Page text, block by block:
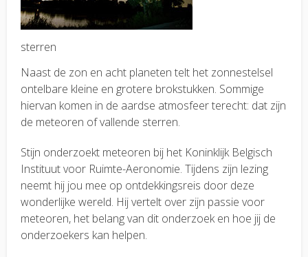
sterren
Naast de zon en acht planeten telt het zonnestelsel
ontelbare kleine en grotere brokstukken. Sommige
hiervan komen in de aardse atmosfeer terecht: dat zijn
de meteoren of vallende sterren.
Stijn onderzoekt meteoren bij het Koninklijk Belgisch
Instituut voor Ruimte-Aeronomie. Tijdens zijn lezing
neemt hij jou mee op ontdekkingsreis door deze
wonderlijke wereld. Hij vertelt over zijn passie voor
meteoren, het belang van dit onderzoek en hoe jij de
onderzoekers kan helpen.